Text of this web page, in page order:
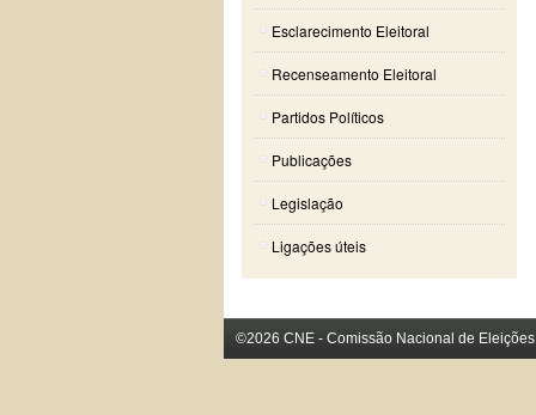
Esclarecimento Eleitoral
Recenseamento Eleitoral
Partidos Políticos
Publicações
Legislação
Ligações úteis
©2026 CNE - Comissão Nacional de Eleições